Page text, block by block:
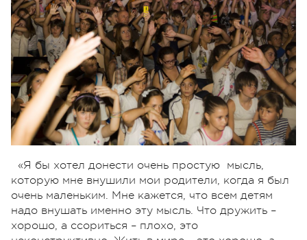
«Я бы хотел донести очень простую мысль,
которую мне внушили мои родители, когда я был
очень маленьким. Мне кажется, что всем детям
надо внушать именно эту мысль. Что дружить –
хорошо, а ссориться – плохо, это